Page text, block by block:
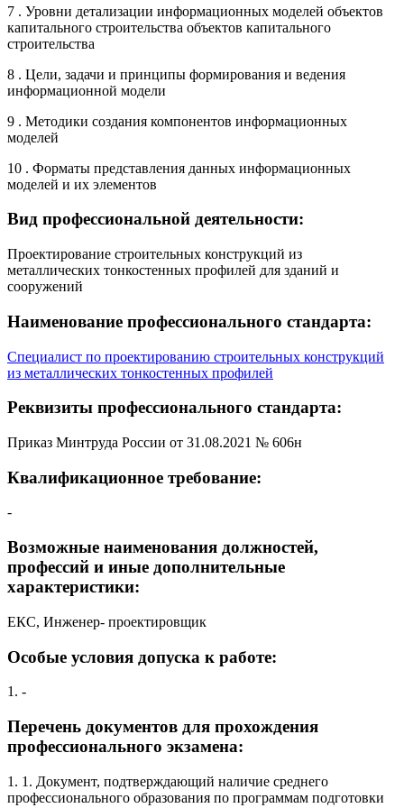
7 . Уровни детализации информационных моделей объектов
капитального строительства объектов капитального
строительства
8 . Цели, задачи и принципы формирования и ведения
информационной модели
9 . Методики создания компонентов информационных
моделей
10 . Форматы представления данных информационных
моделей и их элементов
Вид профессиональной деятельности:
Проектирование строительных конструкций из
металлических тонкостенных профилей для зданий и
сооружений
Наименование профессионального стандарта:
Специалист по проектированию строительных конструкций
из металлических тонкостенных профилей
Реквизиты профессионального стандарта:
Приказ Минтруда России от 31.08.2021 № 606н
Квалификационное требование:
-
Возможные наименования должностей,
профессий и иные дополнительные
характеристики:
ЕКС, Инженер- проектировщик
Особые условия допуска к работе:
1. -
Перечень документов для прохождения
профессионального экзамена:
1. 1. Документ, подтверждающий наличие среднего
профессионального образования по программам подготовки